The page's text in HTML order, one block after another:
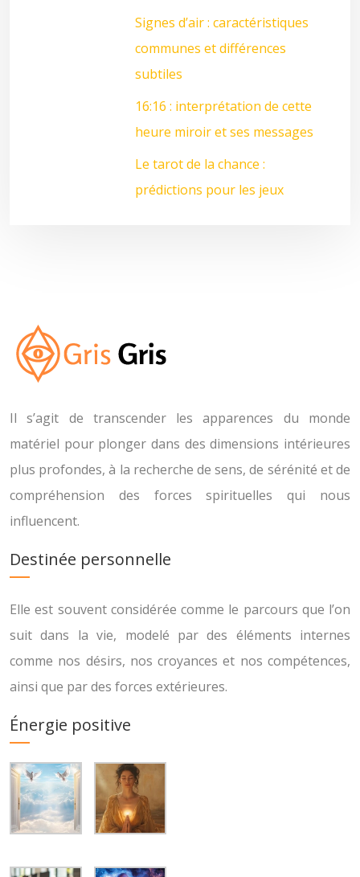
Signes d’air : caractéristiques
communes et différences
subtiles
16:16 : interprétation de cette
heure miroir et ses messages
Le tarot de la chance :
prédictions pour les jeux
Il s’agit de transcender les apparences du monde
matériel pour plonger dans des dimensions intérieures
plus profondes, à la recherche de sens, de sérénité et de
compréhension des forces spirituelles qui nous
influencent.
Destinée personnelle
Elle est souvent considérée comme le parcours que l’on
suit dans la vie, modelé par des éléments internes
comme nos désirs, nos croyances et nos compétences,
ainsi que par des forces extérieures.
Énergie positive